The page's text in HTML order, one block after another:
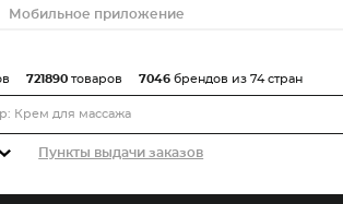
Мобильное приложение
Пункты выдачи заказов
721890 товаров 7046 брендов из 74 стран